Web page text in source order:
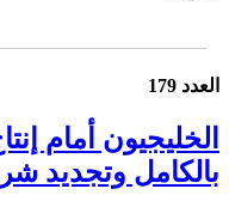
العدد 179
الخليجيون أمام
بالكامل وتجديد